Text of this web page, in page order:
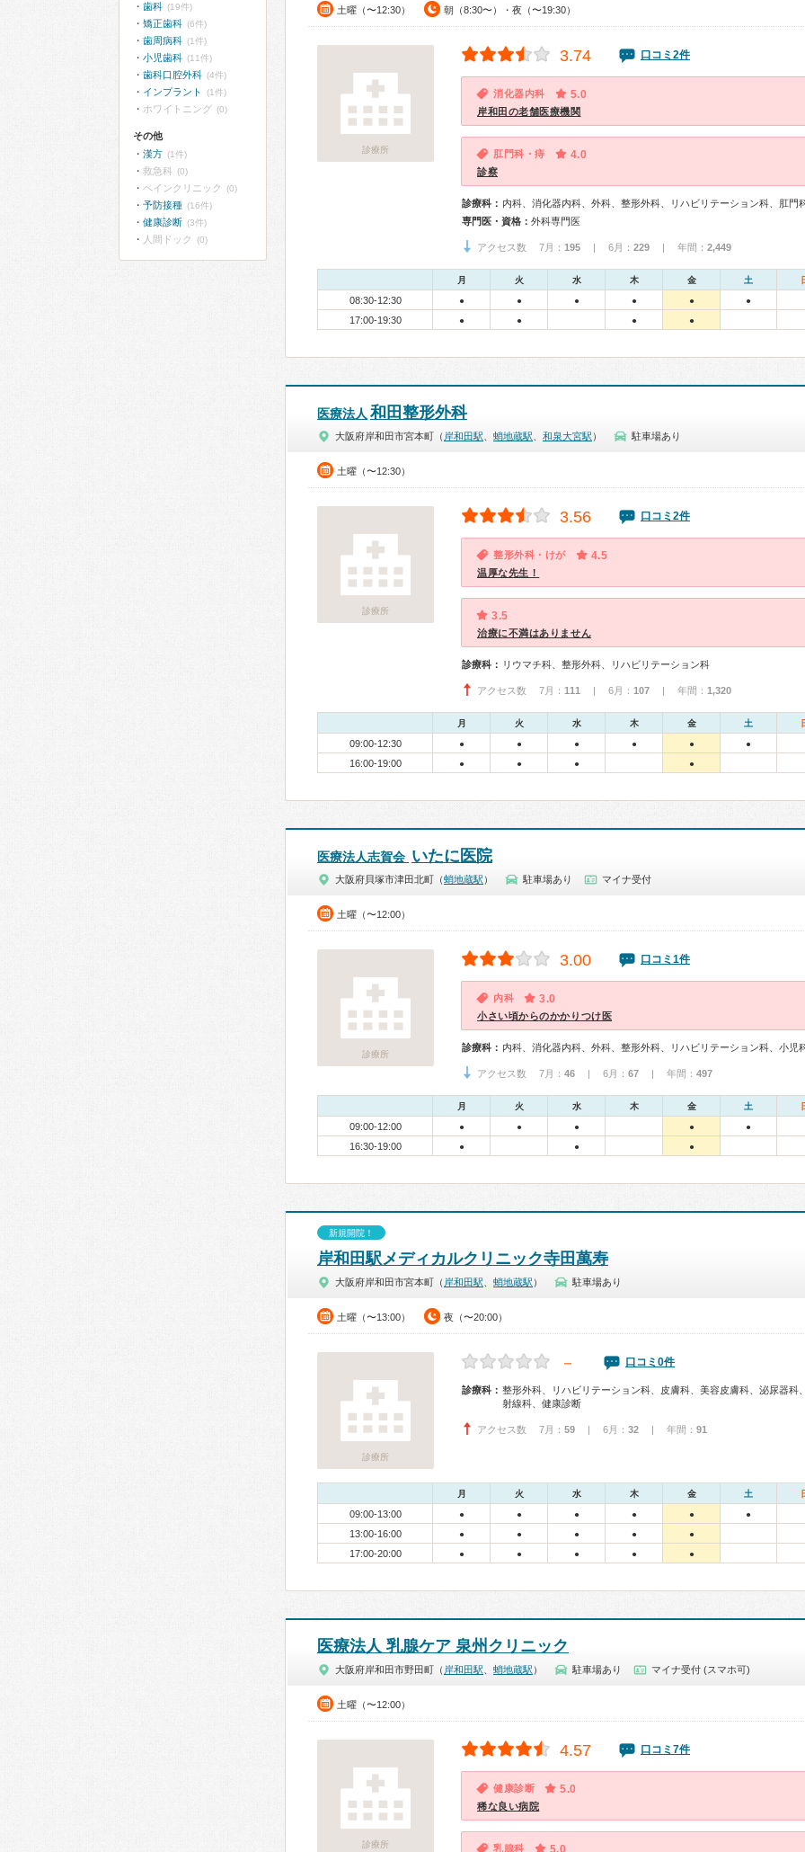
土曜（〜12:30） 朝（8:30〜）・夜（〜19:30）
診療所
3.74 口コミ2件
消化器内科 5.0
岸和田の老舗医療機関
肛門科・痔 4.0
診察
診療科： 内科、消化器内科、外科、整形外科、リハビリテーション科、肛門
専門医・資格： 外科専門医
アクセス数 7月： 195 | 6月： 229 | 年間： 2,449
月 火 水 木 金 土
08:30-12:30 ● ● ● ● ● ●
17:00-19:30 ● ● ● ●
医療法人 和田整形外科
大阪府岸和田市宮本町（ 岸和田駅 蛸地蔵駅 和泉大宮駅 ） 駐車場あり
土曜（〜12:30）
診療所
3.56 口コミ2件
整形外科・けが 4.5
温厚な先生！
3.5
治療に不満はありません
診療科： リウマチ科、整形外科、リハビリテーション科
アクセス数 7月： 111 | 6月： 107 | 年間： 1,320
月 火 水 木 金 土
09:00-12:30 ● ● ● ● ● ●
16:00-19:00 ● ● ● ●
医療法人志賀会 いたに医院
大阪府貝塚市津田北町（蛸地蔵駅 ） 駐車場あり マイナ受付
土曜（〜12:00）
診療所
3.00 口コミ1件
内科 3.0
小さい頃からのかかりつけ医
診療科： 内科、消化器内科、外科、整形外科、リハビリテーション科、小児
アクセス数 7月： 46 | 6月： 67 | 年間： 497
月 火 水 木 金 土
09:00-12:00 ● ● ● ● ●
16:30-19:00 ● ● ●
新規開院！
岸和田駅メディカルクリニック寺田萬寿
大阪府岸和田市宮本町（ 岸和田駅 蛸地蔵駅 ） 駐車場あり
土曜（〜13:00） 夜（〜20:00）
診療所
－ 口コミ0件
診療科： 整形外科、リハビリテーション科、皮膚科、美容皮膚科、泌尿器科
射線科、健康診断
アクセス数 7月： 59 | 6月： 32 | 年間： 91
月 火 水 木 金 土
09:00-13:00 ● ● ● ● ● ●
13:00-16:00 ● ● ● ● ●
17:00-20:00 ● ● ● ● ●
医療法人 乳腺ケア 泉州クリニック
大阪府岸和田市野田町（ 岸和田駅 蛸地蔵駅 ） 駐車場あり マイナ受付 (スマホ可)
土曜（〜12:00）
診療所
4.57 口コミ7件
健康診断 5.0
稀な良い病院
乳腺科 5.0
歯科 (19件)
矯正歯科 (6件)
歯周病科 (1件)
小児歯科 (11件)
歯科口腔外科 (4件)
インプラント (1件)
ホワイトニング (0)
その他
漢方 (1件)
救急科 (0)
ペインクリニック (0)
予防接種 (16件)
健康診断 (3件)
人間ドック (0)